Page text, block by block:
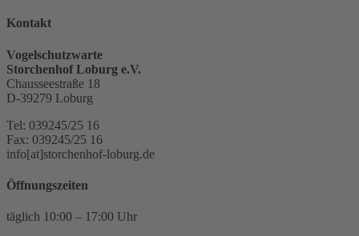
Kontakt
Vogelschutzwarte
Storchenhof Loburg e.V.
Chausseestraße 18
D-39279 Loburg
Tel: 039245/25 16
Fax: 039245/25 16
info[at]storchenhof-loburg.de
Öffnungszeiten
täglich 10:00 – 17:00 Uhr